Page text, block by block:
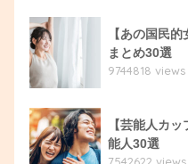
【あの国民
まとめ30選
9744818 views
【芸能人カ
能人30選